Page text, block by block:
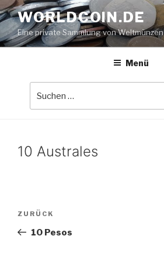
Zum
Inhalt
springen
WORLDCOIN.DE
Eine private Sammlung von Weltmünzen
Menü
10 Australes
Beitrags-
Vorheriger
Beitrag
ZURÜCK
10 Pesos